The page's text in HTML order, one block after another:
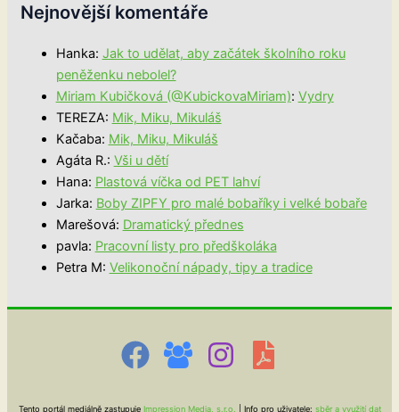
Nejnovější komentáře
Hanka: Jak to udělat, aby začátek školního roku
peněženku nebolel?
Miriam Kubičková (@KubickovaMiriam): Vydry
TEREZA: Mik, Miku, Mikuláš
Kačaba: Mik, Miku, Mikuláš
Agáta R.: Vši u dětí
Hana: Plastová víčka od PET lahví
Jarka: Boby ZIPFY pro malé bobaříky i velké bobaře
Marešová: Dramatický přednes
pavla: Pracovní listy pro předškoláka
Petra M: Velikonoční nápady, tipy a tradice
Tento portál mediálně zastupuje Impression Media, s.r.o. | Info pro uživatele: sběr a využití dat